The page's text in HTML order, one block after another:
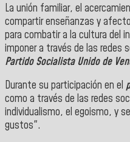
La unión familiar, el
compartir enseñanzas y
para combatir a la cultura del
imponer a través de las redes
Partido Socialista Unido de
Durante su participación en el
como a través de las redes
individualismo, el egoismo, y
gustos".